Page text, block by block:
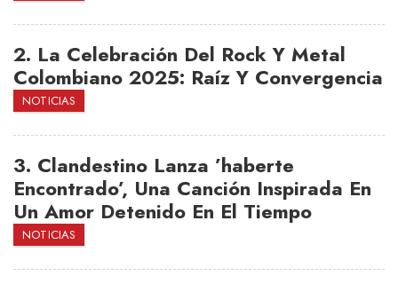
2. La Celebración Del Rock Y Metal
Colombiano 2025: Raíz Y Convergencia
NOTICIAS
3. Clandestino Lanza ’haberte
Encontrado’, Una Canción Inspirada En
Un Amor Detenido En El Tiempo
NOTICIAS